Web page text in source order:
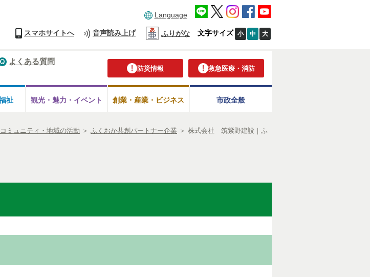
Language
スマホサイトへ 音声読み上げ ふりがな 文字サイズ 小 中 大
防災情報 救急医療・消防
よくある質問
祉 観光・魅力・ イベント 創業・産業・ビジネス 市政全般
コミュニティ・地域の活動 ＞ ふくおか共創パートナー企業 ＞ 株式会社 筑紫野建設｜ふ